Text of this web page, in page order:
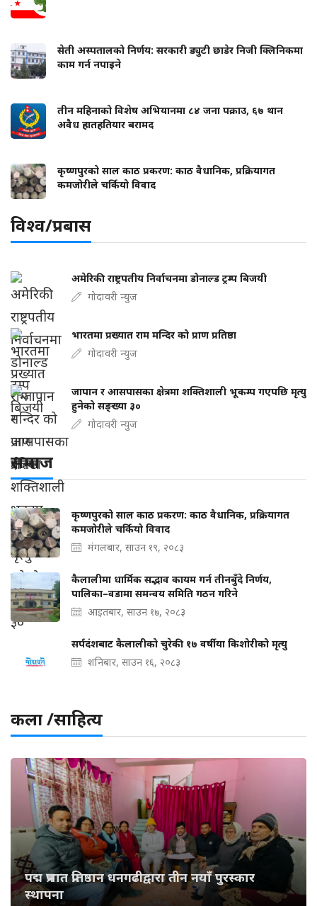
सेती अस्पतालको निर्णय: सरकारी ड्युटी छाडेर निजी क्लिनिकमा
काम गर्न नपाइने
तीन महिनाको विशेष अभियानमा ८४ जना पक्राउ, ६७ थान
अवैध हातहतियार बरामद
कृष्णपुरको साल काठ प्रकरण: काठ वैधानिक, प्रक्रियागत
कमजोरीले चर्कियो विवाद
विश्व/प्रबास
अमेरिकी राष्ट्रपतीय निर्वाचनमा डोनाल्ड ट्रम्प बिजयी
गोदावरी न्युज
भारतमा प्रख्यात राम मन्दिर को प्राण प्रतिष्ठा
गोदावरी न्युज
जापान र आसपासका क्षेत्रमा शक्तिशाली भूकम्प गएपछि मृत्यु
हुनेको सङ्ख्या ३०
गोदावरी न्युज
समाज
कृष्णपुरको साल काठ प्रकरण: काठ वैधानिक, प्रक्रियागत
कमजोरीले चर्कियो विवाद
मंगलबार, साउन १९, २०८३
कैलालीमा धार्मिक सद्भाव कायम गर्न तीनबुँदे निर्णय,
पालिका–वडामा समन्वय समिति गठन गरिने
आइतबार, साउन १७, २०८३
सर्पदंशबाट कैलालीको चुरेकी १७ वर्षीया किशोरीको मृत्यु
शनिबार, साउन १६, २०८३
कला /साहित्य
पद्म प्रभात प्रतिष्ठान धनगढीद्वारा तीन नयाँ पुरस्कार
स्थापना